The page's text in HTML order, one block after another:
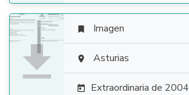

 Imagen
 Asturias
 Extraordinaria de 2004